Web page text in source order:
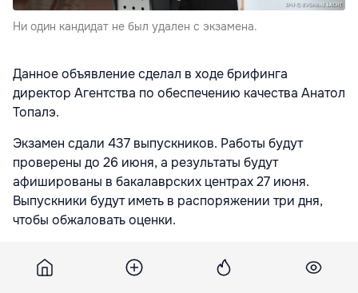
Ни один кандидат не был удален с экзамена.
Данное объявление сделал в ходе брифинга
директор Агентства по обеспечению качества Анатол
Топалэ.
Экзамен сдали 437 выпускников. Работы будут
проверены до 26 июня, а результаты будут
афишированы в бакалаврских центрах 27 июня.
Выпускники будут иметь в распоряжении три дня,
чтобы обжаловать оценки.
экзаменов на степень бакалавра 26818 кандидатов,